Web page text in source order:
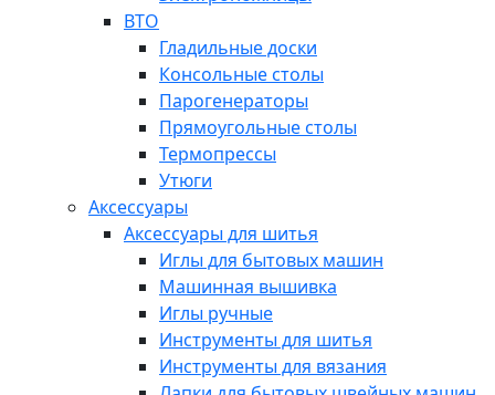
ВТО
Гладильные доски
Консольные столы
Парогенераторы
Прямоугольные столы
Термопрессы
Утюги
Аксессуары
Аксессуары для шитья
Иглы для бытовых машин
Машинная вышивка
Иглы ручные
Инструменты для шитья
Инструменты для вязания